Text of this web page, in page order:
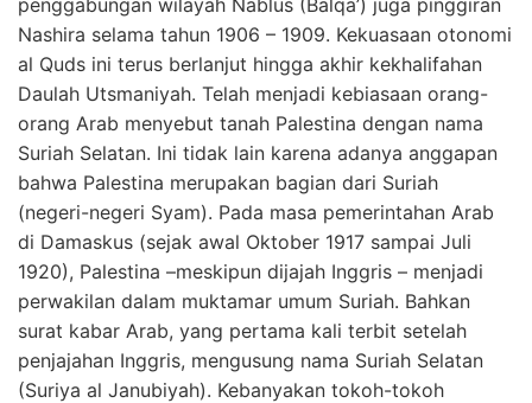
Nashira selama tahun 1906 – 1909. Kekuasaan otonomi
al Quds ini terus berlanjut hingga akhir kekhalifahan
Daulah Utsmaniyah. Telah menjadi kebiasaan orang-
orang Arab menyebut tanah Palestina dengan nama
Suriah Selatan. Ini tidak lain karena adanya anggapan
bahwa Palestina merupakan bagian dari Suriah
(negeri-negeri Syam). Pada masa pemerintahan Arab
di Damaskus (sejak awal Oktober 1917 sampai Juli
1920), Palestina –meskipun dijajah Inggris – menjadi
perwakilan dalam muktamar umum Suriah. Bahkan
surat kabar Arab, yang pertama kali terbit setelah
penjajahan Inggris, mengusung nama Suriah Selatan
(Suriya al Janubiyah). Kebanyakan tokoh-tokoh